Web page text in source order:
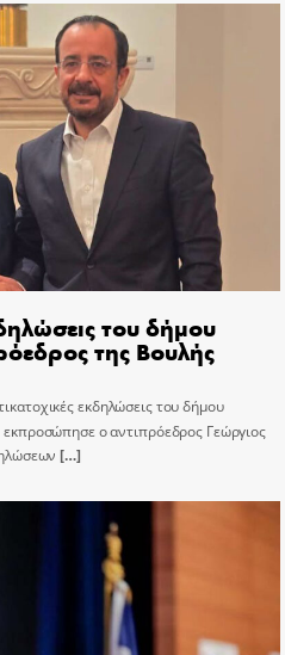
του δήμου
της Βουλής
εκδηλώσεις του δήμου
ο αντιπρόεδρος Γεώργιος
[…]